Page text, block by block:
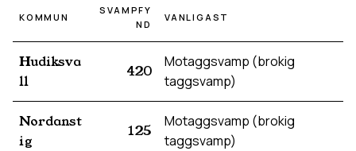
KOMMUN
SVAMPFY
ND
VANLIGAST
Hudiksva
ll
420
Motaggsvamp (brokig
taggsvamp)
Nordanst
ig
125
Motaggsvamp (brokig
taggsvamp)